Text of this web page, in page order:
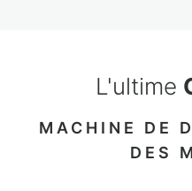
L'ultime
MACHINE DE
DES